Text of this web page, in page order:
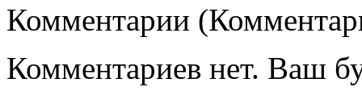
Комментарии
Комментариев нет. Ваш